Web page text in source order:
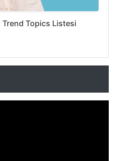
Trend Topics Listesi